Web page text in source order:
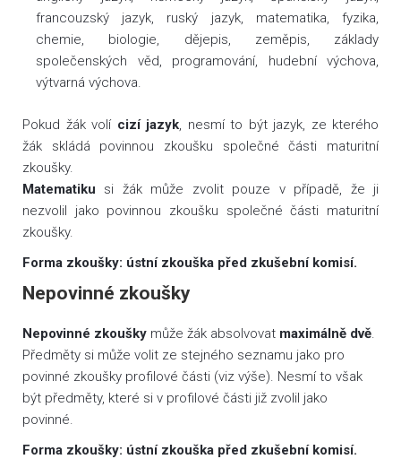
francouzský jazyk, ruský jazyk, matematika, fyzika,
chemie, biologie, dějepis, zeměpis, základy
společenských věd, programování, hudební výchova,
výtvarná výchova.
Pokud žák volí cizí jazyk , nesmí to být jazyk, ze kterého
žák skládá povinnou zkoušku společné části maturitní
zkoušky.
Matematiku si žák může zvolit pouze v případě, že ji
nezvolil jako povinnou zkoušku společné části maturitní
zkoušky.
Forma zkoušky: ústní zkouška před zkušební komisí.
Nepovinné zkoušky
Nepovinné zkoušky může žák absolvovat maximálně dvě
Předměty si může volit ze stejného seznamu jako pro
povinné zkoušky profilové části (viz výše). Nesmí to však
být předměty, které si v profilové části již zvolil jako
povinné.
Forma zkoušky: ústní zkouška před zkušební komisí.